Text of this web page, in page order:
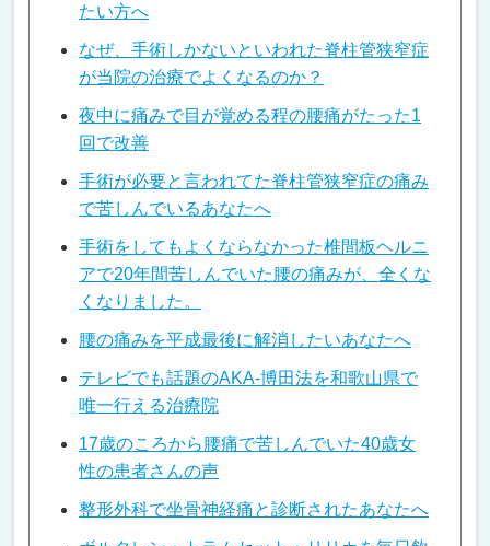
たい方へ
なぜ、手術しかないといわれた脊柱管狭窄症
が当院の治療でよくなるのか？
夜中に痛みで目が覚める程の腰痛がたった1
回で改善
手術が必要と言われてた脊柱管狭窄症の痛み
で苦しんでいるあなたへ
手術をしてもよくならなかった椎間板ヘルニ
アで20年間苦しんでいた腰の痛みが、全くな
くなりました。
腰の痛みを平成最後に解消したいあなたへ
テレビでも話題のAKA-博田法を和歌山県で
唯一行える治療院
17歳のころから腰痛で苦しんでいた40歳女
性の患者さんの声
整形外科で坐骨神経痛と診断されたあなたへ